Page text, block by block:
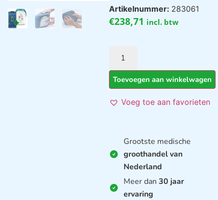
Artikelnummer: 283061
€238,71 incl. btw
Toevoegen aan winkelwagen
Voeg toe aan favorieten
Grootste medische
groothandel van
Nederland
Meer dan 30 jaar
ervaring